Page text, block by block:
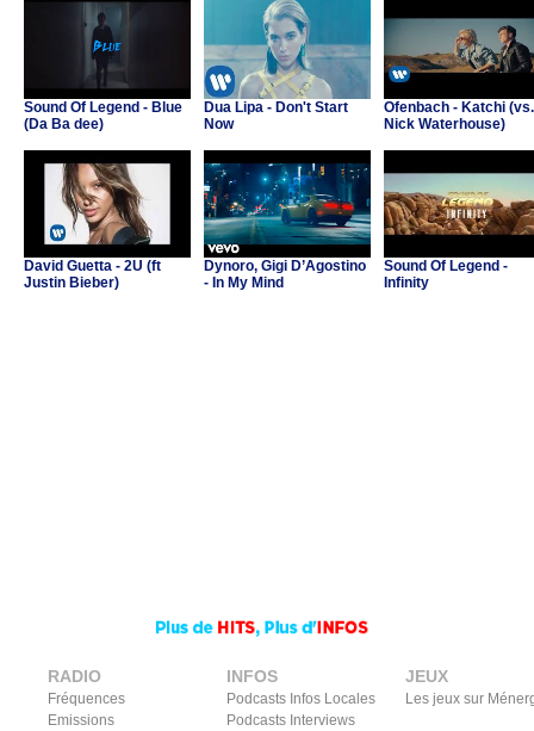
Sound Of Legend - Blue
(Da Ba dee)
Dua Lipa - Don't Start
Now
Ofenbach - Katchi (vs.
Nick Waterhouse)
David Guetta - 2U (ft
Justin Bieber)
Dynoro, Gigi D’Agostino
- In My Mind
Sound Of Legend -
Infinity
RADIO
Fréquences
Emissions
INFOS
Podcasts Infos Locales
Podcasts Interviews
JEUX
Les jeux sur